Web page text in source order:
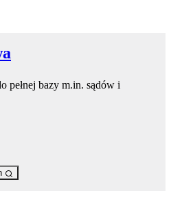
pełnej bazy m.in. sądów i